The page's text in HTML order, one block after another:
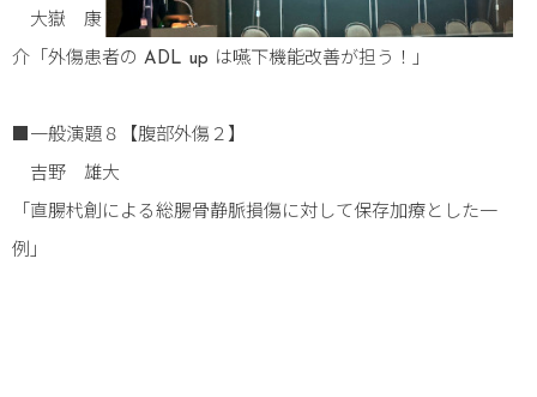
大嶽 康
介「外傷患者の ADL up は嚥下機能改善が担う！」
■一般演題８【腹部外傷２】
吉野 雄大
「直腸杙創による総腸骨静脈損傷に対して保存加療とした一
例」